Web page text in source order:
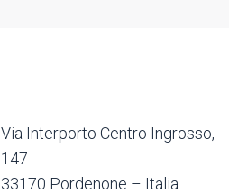
Via Interporto Centro Ingrosso,
147
33170 Pordenone – Italia